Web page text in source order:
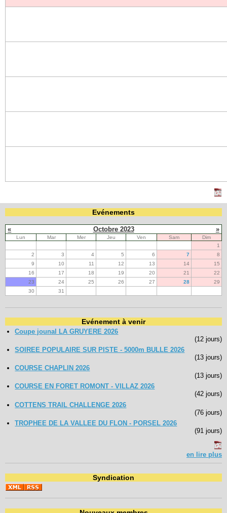
Evénements
« Octobre 2023 »
Lun Mar Mer Jeu Ven Sam
Dim
1
2
3 4 5 6 7
8
9
10 11 12 13 14
15
16
17 18 19 20 21
22
23
24 25 26 27 28
29
30
31
Evénement à venir
Coupe jounal LA GRUYERE 2026
(12 jours)
SOIREE POPULAIRE SUR PISTE - 5000m BULLE 2026
(13 jours)
COURSE CHAPLIN 2026
(13 jours)
COURSE EN FORET ROMONT - VILLAZ 2026
(42 jours)
COTTENS TRAIL CHALLENGE 2026
(76 jours)
TROPHEE DE LA VALLEE DU FLON - PORSEL 2026
(91 jours)
en lire plus
Syndication